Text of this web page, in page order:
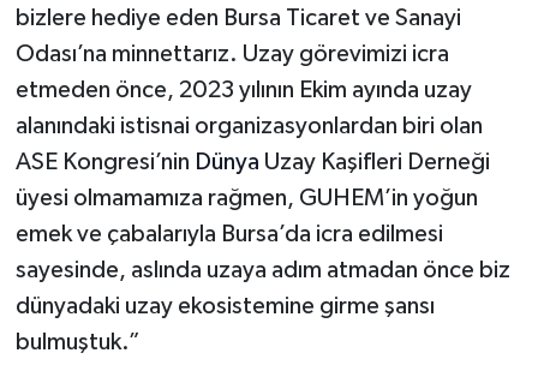
bizlere hediye eden Bursa Ticaret ve Sanayi
Odası’na minnettarız. Uzay görevimizi icra
etmeden önce, 2023 yılının Ekim ayında uzay
alanındaki istisnai organizasyonlardan biri olan
ASE Kongresi’nin Dünya Uzay Kaşifleri Derneği
üyesi olmamamıza rağmen, GUHEM’in yoğun
emek ve çabalarıyla Bursa’da icra edilmesi
sayesinde, aslında uzaya adım atmadan önce biz
dünyadaki uzay ekosistemine girme şansı
bulmuştuk.”